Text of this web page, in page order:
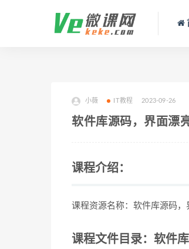
小薇 IT教程 2023-09-26
软件库源码，界面漂
课程介绍：
课程资源名称：软件库源码
课程文件目录：软件